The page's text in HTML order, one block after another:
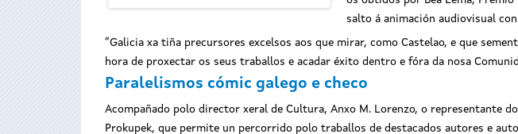
salto á animación audiovisual
“Galicia xa tiña precursores excelsos aos que mirar, como Castelao, e que
hora de proxectar os seus traballos e acadar éxito dentro e fóra da nosa
Paralelismos cómic galego e checo
Acompañado polo director xeral de Cultura, Anxo M. Lorenzo, o representante
Prokupek, que permite un percorrido polo traballos de destacados autores e